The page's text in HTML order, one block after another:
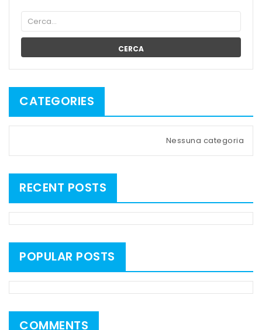
CERCA
CATEGORIES
Nessuna categoria
RECENT POSTS
POPULAR POSTS
COMMENTS